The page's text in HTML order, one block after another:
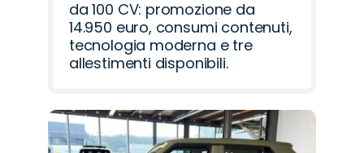
da 100 CV: promozione da
14.950 euro, consumi contenuti,
tecnologia moderna e tre
allestimenti disponibili.